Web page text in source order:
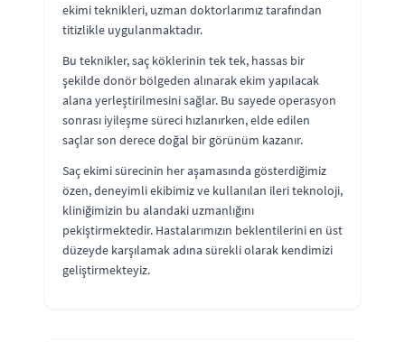
ekimi teknikleri, uzman doktorlarımız tarafından
titizlikle uygulanmaktadır.
Bu teknikler, saç köklerinin tek tek, hassas bir
şekilde donör bölgeden alınarak ekim yapılacak
alana yerleştirilmesini sağlar. Bu sayede operasyon
sonrası iyileşme süreci hızlanırken, elde edilen
saçlar son derece doğal bir görünüm kazanır.
Saç ekimi sürecinin her aşamasında gösterdiğimiz
özen, deneyimli ekibimiz ve kullanılan ileri teknoloji,
kliniğimizin bu alandaki uzmanlığını
pekiştirmektedir. Hastalarımızın beklentilerini en üst
düzeyde karşılamak adına sürekli olarak kendimizi
geliştirmekteyiz.